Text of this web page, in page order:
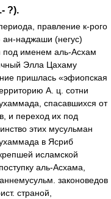
?).
правление к-рого
ан-наджаши (негус)
под именем аль-Асхам
Элла Цахаму
пришлась «эфиопская
А. ц. сотни
спасавшихся от
и переход их под
этих мусульман
в Ясриб
исламской
аль-Асхама,
законоведов
страной,